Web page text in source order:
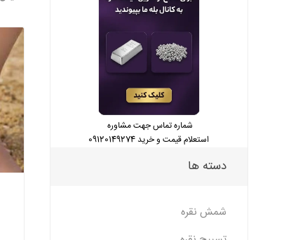
شماره تماس جهت مشاوره
استعلام قیمت و خرید 09120149274
دسته ها
شمش نقره